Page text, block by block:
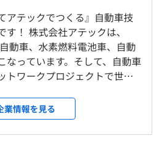
ムで共有します。
トによってさまざまですが、お互
でプロジェクト完了まで対応して
、Javaなど
が、その他の言語も必要に応じ
修をおこなっています。
、子ども手当1人～３人）
別研修、技術分野別研修、各種勉
その内容
グ制度の有無及びその内容
テックでつくる』自動車技
！ 株式会社アテックは、
動車、水素燃料電池車、自動
なっています。そして、自動車
トワークプロジェクトで世界
の今後の未来を左右する最先端
ため、先進的で楽しくやりが
事
業情報を見る